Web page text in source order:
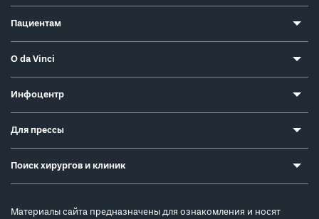
Пациентам
О da Vinci
Инфоцентр
Для прессы
Поиск хирургов и клиник
Материалы сайта предназначены для ознакомления и носят